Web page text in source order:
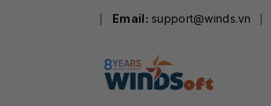
Email: support@winds.vn